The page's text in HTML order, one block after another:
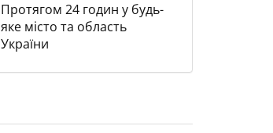
Протягом 24 годин у будь-
яке місто та область
України